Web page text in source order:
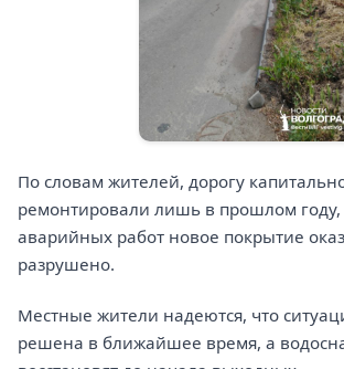
По словам жителей, дорогу
ремонтировали лишь в прошлом году,
аварийных работ новое покрытие
разрушено.
Местные жители надеются, что
решена в ближайшее время, а